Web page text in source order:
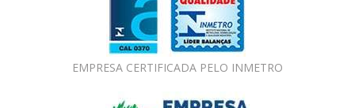
EMPRESA CERTIFICADA PELO INMETRO